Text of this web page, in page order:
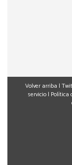
Volver arriba |
servicio| Política